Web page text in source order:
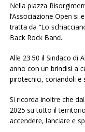
Nella piazza
l’Associazione Open si
tratta da “Lo
Back Rock Band.
Alle 23.50 il Sindaco di
anno con un brindisi a
pirotecnici, coriandoli e
Si ricorda inoltre che
2025 su tutto il
accendere, lanciare e